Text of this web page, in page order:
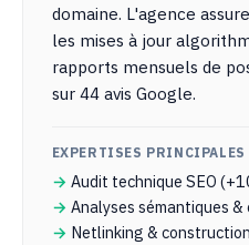
domaine. L'agence
les mises à jour
rapports mensuels de
sur 44 avis Google.
EXPERTISES PRINCIPALES
Audit technique SEO
Analyses sémantiques
Netlinking &